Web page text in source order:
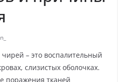
– это воспалительный
слизистых оболочках.
поражения тканей